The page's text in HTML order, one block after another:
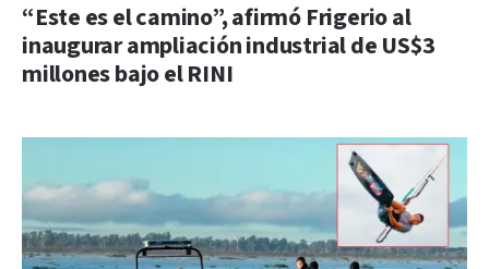
“Este es el camino”, afirmó Frigerio al
inaugurar ampliación industrial de US$3
millones bajo el RINI